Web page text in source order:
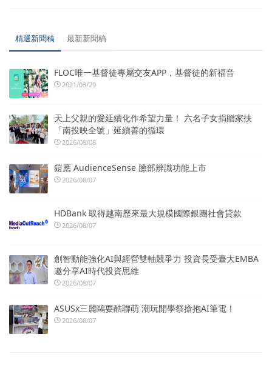
精選新聞稿 最新新聞稿
FLOC唯一基督徒專屬交友APP，基督徒的新福音
2021/03/29
天上父親的愛延續化作希望力量！ 六名子女捐贈家扶
「南投映全號」延續善的循環
2026/08/08
鎧應 AudienceSense 臉部辨識功能上市
2026/08/07
HDBank 取得越南歷來最大規模國際銀團社會貸款
2026/08/07
創智動能強化AI與經營雙軸競爭力 投資長受臺大EMBA
邀分享AI時代投資思維
2026/08/07
ASUSx三麗鷗耍酷聯萌 潮玩開學祭搶抱AI筆電！
2026/08/07